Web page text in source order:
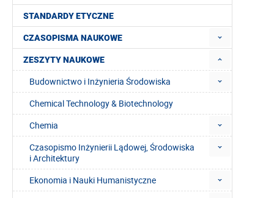
STANDARDY ETYCZNE
CZASOPISMA NAUKOWE
ZESZYTY NAUKOWE
Budownictwo i Inżynieria Środowiska
Chemical Technology & Biotechnology
Chemia
Czasopismo Inżynierii Lądowej, Środowiska
i Architektury
Ekonomia i Nauki Humanistyczne